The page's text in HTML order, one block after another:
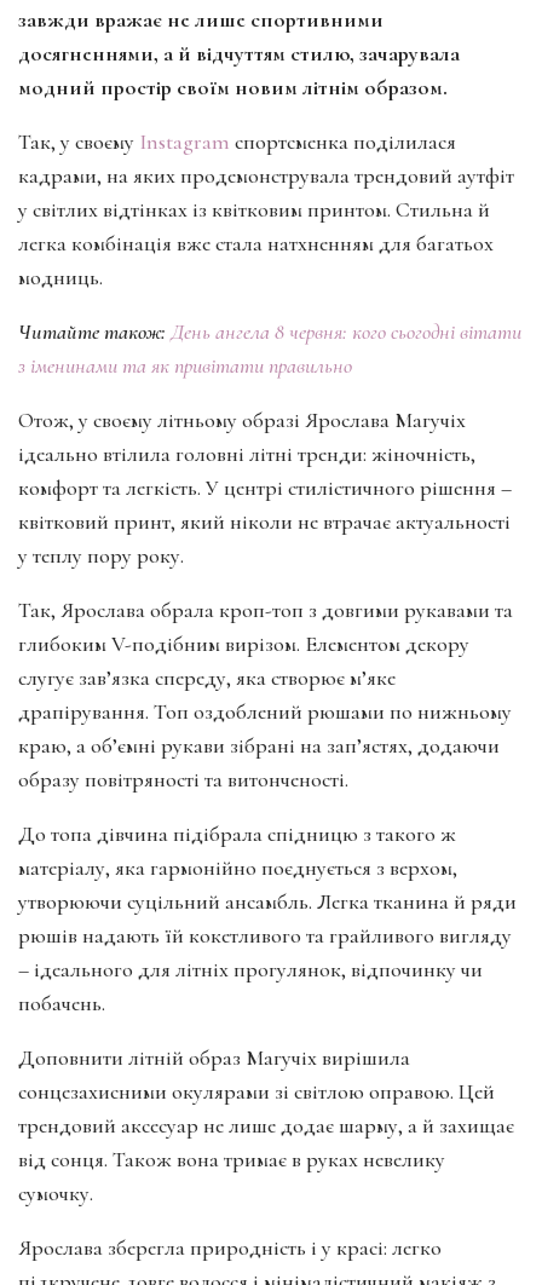
завжди вражає не лише спортивними
досягненнями, а й відчуттям стилю, зачарувала
модний простір своїм новим літнім образом.
Так, у своєму Instagram спортсменка поділилася
кадрами, на яких продемонструвала трендовий аутфіт
у світлих відтінках із квітковим принтом. Стильна й
легка комбінація вже стала натхненням для багатьох
модниць.
Читайте також: День ангела 8 червня: кого сьогодні вітати
з іменинами та як привітати правильно
Отож, у своєму літньому образі Ярослава Магучіх
ідеально втілила головні літні тренди: жіночність,
комфорт та легкість. У центрі стилістичного рішення –
квітковий принт, який ніколи не втрачає актуальності
у теплу пору року.
Так, Ярослава обрала кроп-топ з довгими рукавами та
глибоким V-подібним вирізом. Елементом декору
слугує зав’язка спереду, яка створює м’яке
драпірування. Топ оздоблений рюшами по нижньому
краю, а об’ємні рукави зібрані на зап’ястях, додаючи
образу повітряності та витонченості.
До топа дівчина підібрала спідницю з такого ж
матеріалу, яка гармонійно поєднується з верхом,
утворюючи суцільний ансамбль. Легка тканина й ряди
рюшів надають їй кокетливого та грайливого вигляду
– ідеального для літніх прогулянок, відпочинку чи
побачень.
Доповнити літній образ Магучіх вирішила
сонцезахисними окулярами зі світлою оправою. Цей
трендовий аксесуар не лише додає шарму, а й захищає
від сонця. Також вона тримає в руках невелику
сумочку.
Ярослава зберегла природність і у красі: легко